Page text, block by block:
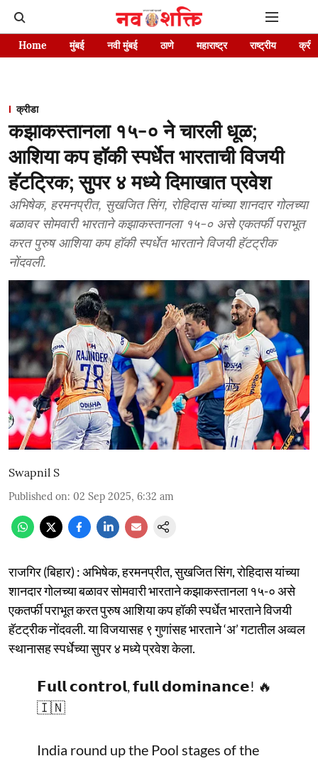
Home मुंबई नवी मुंबई ठाणे महाराष्ट्र राष्ट्रीय
क्रीडा
कझाकस्तानला १५-० ने चारली धूळ;
आशिया कप हॉकी स्पर्धेत भारताची विजयी
हॅटट्रिक; सुपर ४ मध्ये दिमाखात प्रवेश
अभिषेक, हरमनप्रीत, सुखजित सिंग, रोहिदास यांच्या शानदार गोलच्या
बळावर सोमवारी भारताने कझाकस्तानला १५-० असे एकतर्फी पराभूत
करत पुरुष आशिया कप हॉकी स्पर्धेत भारताने विजयी हॅटट्रीक
नोंदवली.
Swapnil S
Published on: 02 Sep 2025, 6:32 am
राजगिर (बिहार) : अभिषेक, हरमनप्रीत, सुखजित सिंग, रोहिदास यांच्या
शानदार गोलच्या बळावर सोमवारी भारताने कझाकस्तानला १५-० असे
एकतर्फी पराभूत करत पुरुष आशिया कप हॉकी स्पर्धेत भारताने विजयी
हॅटट्रीक नोंदवली. या विजयासह ९ गुणांसह भारताने ‘अ’ गटातील अव्वल
स्थानासह स्पर्धेच्या सुपर ४ मध्ये प्रवेश केला.
𝗙𝘂𝗹𝗹 𝗰𝗼𝗻𝘁𝗿𝗼𝗹, 𝗳𝘂𝗹𝗹 𝗱𝗼𝗺𝗶𝗻𝗮𝗻𝗰𝗲! 🔥
🇮🇳
India round up the Pool stages of the